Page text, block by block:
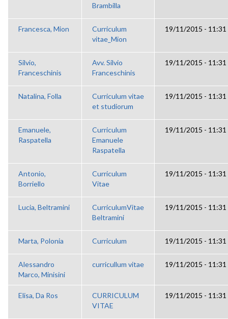
Brambilla
Francesca, Mion
Curriculum
vitae_Mion
19/11/2015 - 11:31
Silvio,
Franceschinis
Avv. Silvio
Franceschinis
19/11/2015 - 11:31
Natalina, Folla
Curriculum vitae
et studiorum
19/11/2015 - 11:31
Emanuele,
Raspatella
Curriculum
Emanuele
Raspatella
19/11/2015 - 11:31
Antonio,
Borriello
Curriculum
Vitae
19/11/2015 - 11:31
Lucia, Beltramini
CurriculumVitae
Beltramini
19/11/2015 - 11:31
Marta, Polonia Curriculum 19/11/2015 - 11:31
Alessandro
Marco, Minisini
curricullum vitae 19/11/2015 - 11:31
Elisa, Da Ros
CURRICULUM
VITAE
19/11/2015 - 11:31